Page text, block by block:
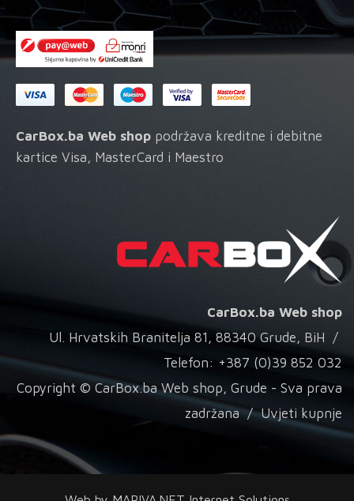
CarBox.ba Web shop podržava kreditne i debitne
kartice Visa, MasterCard i Maestro
CarBox.ba Web shop
Ul. Hrvatskih Branitelja 81, 88340 Grude, BiH /
Telefon: +387 (0)39 852 032
Copyright © CarBox.ba Web shop, Grude - Sva prava
zadržana /Uvjeti kupnje